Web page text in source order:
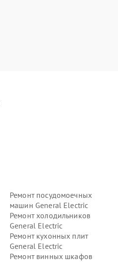
Ремонт посудомоечных
машин General Electric
Ремонт холодильников
General Electric
Ремонт кухонных плит
General Electric
Ремонт винных шкафов